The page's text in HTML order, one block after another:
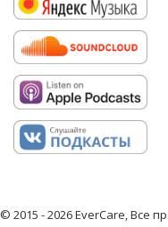
© 2015 - 2026 EverCare, Все